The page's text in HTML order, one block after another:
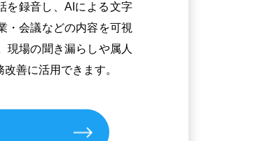
を録音し、AIによる文字
・会議などの内容を可視
現場の聞き漏らしや属人
善に活用できます。